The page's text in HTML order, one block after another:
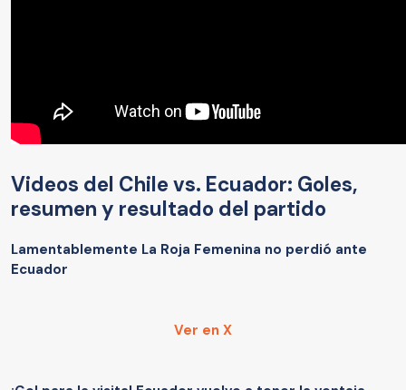
Videos del Chile vs. Ecuador: Goles,
resumen y resultado del partido
Lamentablemente La Roja Femenina no perdió ante
Ecuador
Ver en X